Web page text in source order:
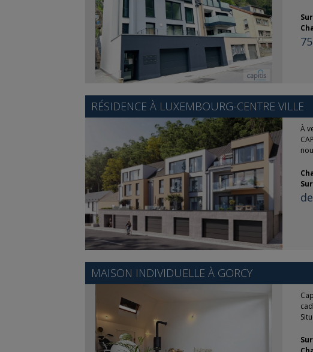
RÉSIDENCE À LUXEMBOURG-CENTRE VILLE
À
MAISON INDIVIDUELLE À GORCY